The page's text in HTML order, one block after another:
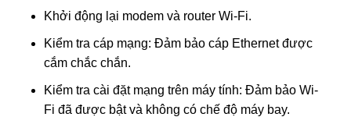
Khởi động lại modem và router Wi-Fi.
Kiểm tra cáp mạng: Đảm bảo cáp Ethernet được
cắm chắc chắn.
Kiểm tra cài đặt mạng trên máy tính: Đảm bảo Wi-
Fi đã được bật và không có chế độ máy bay.